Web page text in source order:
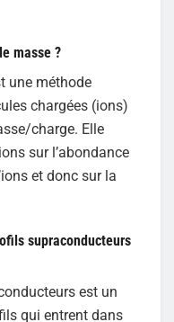
masse ?
une méthode
chargées (ions)
charge. Elle
sur l’abondance
et donc sur la
supraconducteurs
est un
qui entrent dans